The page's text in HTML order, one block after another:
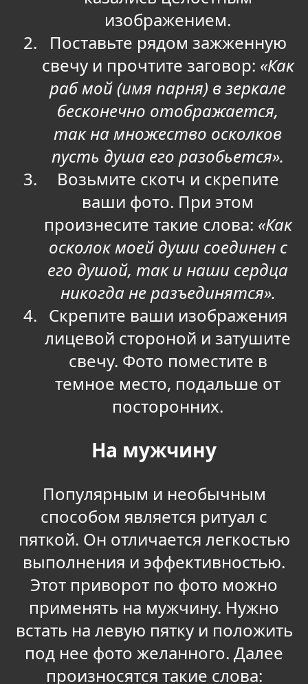
изображением.
Поставьте рядом зажженную
свечу и прочтите заговор: «Как
раб мой (имя парня) в зеркале
бесконечно отображается,
так на множество осколков
пусть душа его разобьется».
Возьмите скотч и скрепите
ваши фото. При этом
произнесите такие слова: «Как
осколок моей души соединен с
его душой, так и наши сердца
никогда не разъединятся».
Скрепите ваши изображения
лицевой стороной и затушите
свечу. Фото поместите в
темное место, подальше от
посторонних.
На мужчину
Популярным и необычным
способом является ритуал с
пяткой. Он отличается легкостью
выполнения и эффективностью.
Этот приворот по фото можно
применять на мужчину. Нужно
встать на левую пятку и положить
под нее фото желанного. Далее
произносятся такие слова: